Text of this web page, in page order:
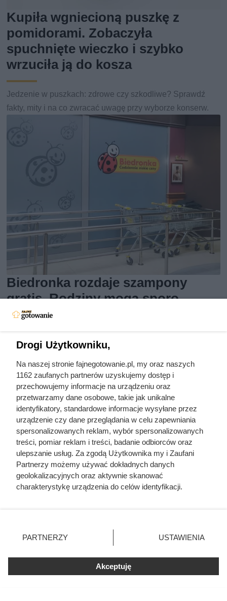
Kupiła wgniecioną puszkę z
pomidorami. Zobaczyła
spuchnięte wieczko i szybko
wrzuciła ją do kosza
Jedzenie w puszkach: zdrowe czy szkodliwe? Sprawdź
fakty, mity i na co zwracać uwagę przy wyborze konserw.
Biedronka rozdaje szampony
gratis. Rodziny mogą sporo
zaoszczędzić
Szampony Schauma 400 ml w promocji 1+1 gratis w
zrobić, aby z niej skorzystać.
Zamroziła świeżą fasolkę bez
blanszowania. Zimą wyciągnęła z
zamrażarki bezkształtną, wodnistą
Drogi Użytkowniku,
Na naszej stronie fajnegotowanie.pl, my oraz naszych
1162 zaufanych partnerów uzyskujemy dostęp i
przechowujemy informacje na urządzeniu oraz
przetwarzamy dane osobowe, takie jak unikalne
identyfikatory, standardowe informacje wysyłane przez
urządzenie czy dane przeglądania w celu zapewniania
spersonalizowanych reklam, wybór spersonalizowanych
treści, pomiar reklam i treści, badanie odbiorców oraz
ulepszanie usług. Za zgodą Użytkownika my i Zaufani
Partnerzy możemy używać dokładnych danych
geolokalizacyjnych oraz aktywnie skanować
charakterystykę urządzenia do celów identyfikacji.
zmienić/wycofać klikając przycisk ustawień prywatności
znajdujący się w lewym dolnym rogu strony
rodzaje przetwarzania danych nie wymagają zgody
użytkownika, ale masz prawo sprzeciwić się takiemu
przetwarzaniu. Preferencje będą miały zastosowania tylko
PARTNERZY USTAWIENIA
Akceptuję